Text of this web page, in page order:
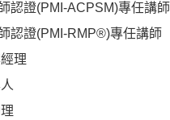
認證(PMI-ACPSM)專任講師
認證(PMI-RMP®)專任講師
理